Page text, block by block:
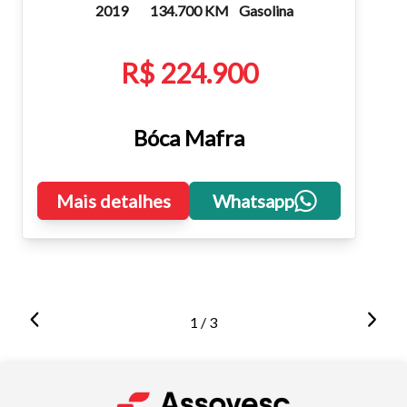
2019 134.700 KM Gasolina
R$ 224.900
Bóca Mafra
Mais detalhes Whatsapp
1 / 3